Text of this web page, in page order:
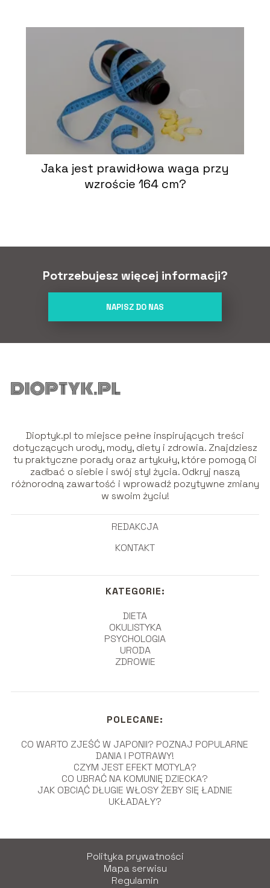
Jaka jest prawidłowa waga przy
wzroście 164 cm?
Potrzebujesz więcej informacji?
NAPISZ DO NAS
Dioptyk.pl to miejsce pełne inspirujących treści
dotyczących urody, mody, diety i zdrowia. Znajdziesz
tu praktyczne porady oraz artykuły, które pomogą Ci
zadbać o siebie i swój styl życia. Odkryj naszą
różnorodną zawartość i wprowadź pozytywne zmiany
w swoim życiu!
REDAKCJA
KONTAKT
KATEGORIE:
DIETA
OKULISTYKA
PSYCHOLOGIA
URODA
ZDROWIE
POLECANE:
CO WARTO ZJEŚĆ W JAPONII? POZNAJ POPULARNE
DANIA I POTRAWY!
CZYM JEST EFEKT MOTYLA?
CO UBRAĆ NA KOMUNIĘ DZIECKA?
JAK OBCIĄĆ DŁUGIE WŁOSY ŻEBY SIĘ ŁADNIE
UKŁADAŁY?
Polityka prywatności
Mapa serwisu
Regulamin